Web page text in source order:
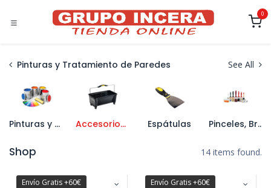
0
Pinturas y Tratamiento de Paredes See All
Pinturas y Esmaltes Accesorios de Pintura Espátulas Pinceles, Brochas y Rodillos
Shop 14 items found.
Envío Gratis +60€ Envío Gratis +60€